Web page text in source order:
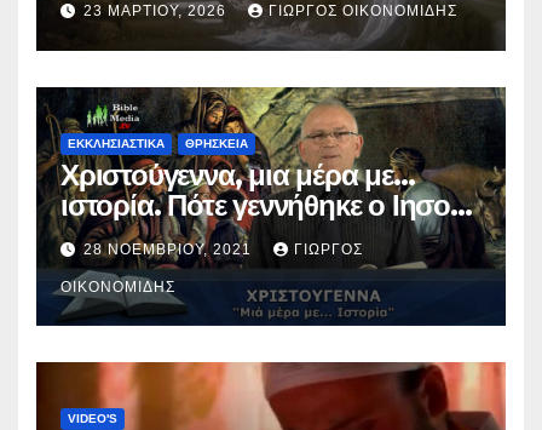
23 ΜΑΡΤΊΟΥ, 2026 ΓΙΏΡΓΟΣ ΟΙΚΟΝΟΜΊΔΗΣ
ΕΚΚΛΗΣΙΑΣΤΙΚΑ ΘΡΗΣΚΕΙΑ
Χριστούγεννα, μια μέρα με…
ιστορία. Πότε γεννήθηκε ο Ιησούς
Χριστός; (Βίντεο).
28 ΝΟΕΜΒΡΊΟΥ, 2021 ΓΙΏΡΓΟΣ
ΟΙΚΟΝΟΜΊΔΗΣ
VIDEO'S